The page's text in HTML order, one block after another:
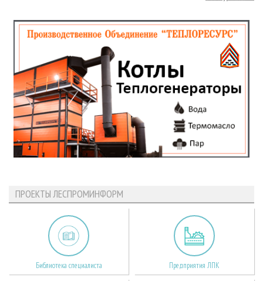
ПРОЕКТЫ ЛЕСПРОМИНФОРМ
Библиотека специалиста Предприятия ЛПК